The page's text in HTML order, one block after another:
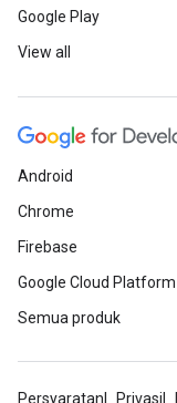
Google Play
View all
Android
Chrome
Firebase
Google Cloud Platform
Semua produk
Persyaratan Privasi